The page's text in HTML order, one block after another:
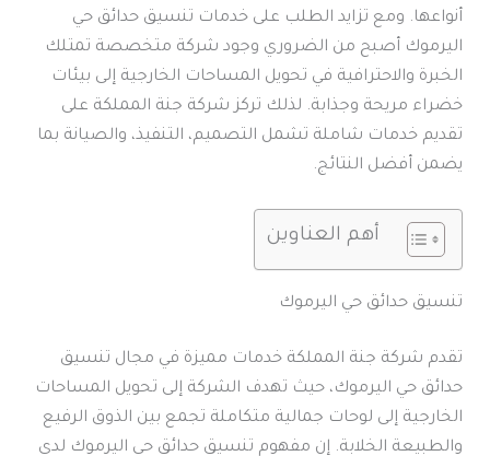
أنواعها. ومع تزايد الطلب على خدمات تنسيق حدائق حي
اليرموك أصبح من الضروري وجود شركة متخصصة تمتلك
الخبرة والاحترافية في تحويل المساحات الخارجية إلى بيئات
خضراء مريحة وجذابة. لذلك تركز شركة جنة المملكة على
تقديم خدمات شاملة تشمل التصميم، التنفيذ، والصيانة بما
يضمن أفضل النتائج.
أهم العناوين
تنسيق حدائق حي اليرموك
تقدم شركة جنة المملكة خدمات مميزة في مجال تنسيق
حدائق حي اليرموك، حيث تهدف الشركة إلى تحويل المساحات
الخارجية إلى لوحات جمالية متكاملة تجمع بين الذوق الرفيع
والطبيعة الخلابة. إن مفهوم تنسيق حدائق حي اليرموك لدى